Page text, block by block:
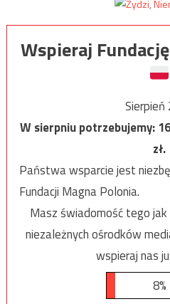
Wspieraj
Sierpień
W sierpniu potrzebujemy:
zł.
Państwa wsparcie jest
Fundacji Magna Polonia.
Masz świadomość tego
niezależnych ośrodków
wspieraj nas
8%